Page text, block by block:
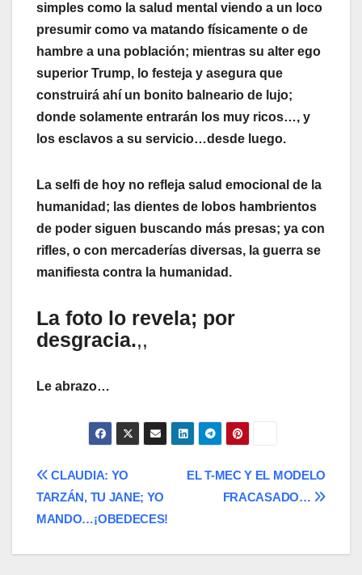
simples como la salud mental viendo a un loco
presumir como va matando físicamente o de
hambre a una población; mientras su alter ego
superior Trump, lo festeja y asegura que
construirá ahí un bonito balneario de lujo;
donde solamente entrarán los muy ricos…, y
los esclavos a su servicio…desde luego.
La selfi de hoy no refleja salud emocional de la
humanidad; las dientes de lobos hambrientos
de poder siguen buscando más presas; ya con
rifles, o con mercaderías diversas, la guerra se
manifiesta contra la humanidad.
La foto lo revela; por
desgracia.,,
Le abrazo…
Navegación
de
entradas
EL T-MEC Y EL MODELO
FRACASADO…
CLAUDIA: YO
TARZÁN, TU JANE; YO
MANDO…¡OBEDECES!